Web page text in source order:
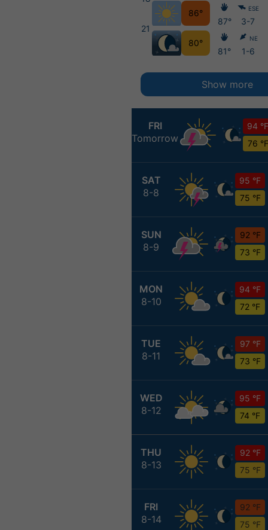
FRI
Tomorrow
94 °F
76 °F
SAT
8-8
95 °F
75 °F
SUN
8-9
92 °F
73 °F
MON
8-10
94 °F
72 °F
TUE
8-11
97 °F
73 °F
WED
8-12
95 °F
74 °F
THU
8-13
92 °F
75 °F
FRI
8-14
92 °F
75 °F
21
86°
80°
87°
81°
ESE
3-7
NE
1-6
Show more